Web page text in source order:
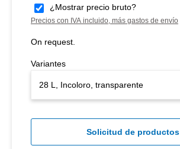
¿Mostrar precio bruto?
Precios con IVA incluido, más gastos de envío
On request.
Variantes
Solicitud de productos